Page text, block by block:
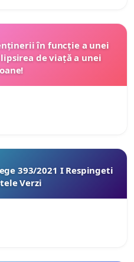
în funcție a unei
I Respingeti
Verzi